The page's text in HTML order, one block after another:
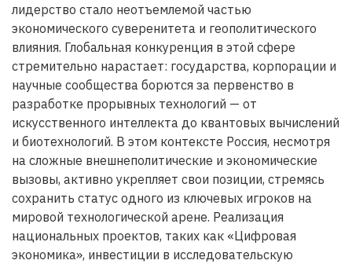
лидерство стало неотъемлемой частью
экономического суверенитета и геополитического
влияния. Глобальная конкуренция в этой сфере
стремительно нарастает: государства, корпорации и
научные сообщества борются за первенство в
разработке прорывных технологий — от
искусственного интеллекта до квантовых вычислений
и биотехнологий. В этом контексте Россия, несмотря
на сложные внешнеполитические и экономические
вызовы, активно укрепляет свои позиции, стремясь
сохранить статус одного из ключевых игроков на
мировой технологической арене. Реализация
национальных проектов, таких как «Цифровая
экономика», инвестиции в исследовательскую